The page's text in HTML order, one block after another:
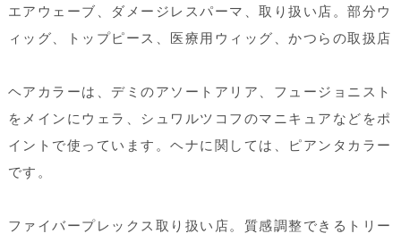
エアウェーブ、ダメージレスパーマ、取り扱い店。部分ウ
ィッグ、トップピース、医療用ウィッグ、かつらの取扱店
ヘアカラーは、デミのアソートアリア、フュージョニスト
をメインにウェラ、シュワルツコフのマニキュアなどをポ
イントで使っています。ヘナに関しては、ピアンタカラー
です。
ファイバープレックス取り扱い店。質感調整できるトリー